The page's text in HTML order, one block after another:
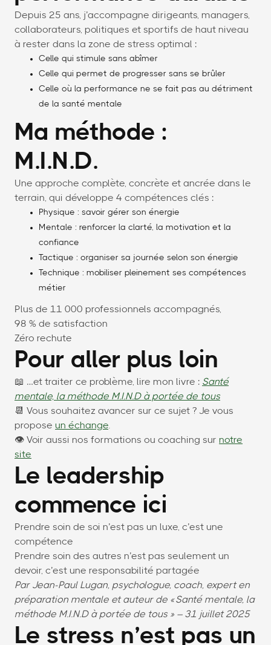
Depuis 25 ans, j’accompagne dirigeants, managers,
collaborateurs, politiques et sportifs de haut niveau
à rester dans la zone de stress optimal :
Celle qui stimule sans abîmer
Celle qui permet de progresser sans se brûler
Celle où la performance ne se fait pas au détriment
de la santé mentale
Ma méthode :
M.I.N.D.
Une approche complète, concrète et ancrée dans le
terrain, qui développe 4 compétences clés :
Physique : savoir gérer son énergie
Mentale : renforcer la clarté, la motivation et la
confiance
Tactique : organiser sa journée selon son énergie
Technique : mobiliser pleinement ses compétences
métier
Plus de 11 000 professionnels accompagnés,
98 % de satisfaction
Zéro rechute
Pour aller plus loin
📖 …et traiter ce problème, lire mon livre : Santé
mentale, la méthode M.I.N.D à portée de tous
📆 Vous souhaitez avancer sur ce sujet ? Je vous
propose un échange.
👁 Voir aussi nos formations ou coaching sur notre
site
Le leadership
commence ici
Prendre soin de soi n’est pas un luxe, c’est une
compétence
Prendre soin des autres n’est pas seulement un
devoir, c’est une responsabilité partagée
Par Jean-Paul Lugan, psychologue, coach, expert en
préparation mentale et auteur de « Santé mentale, la
méthode M.I.N.D à portée de tous » – 31 juillet 2025
Le stress n’est pas un